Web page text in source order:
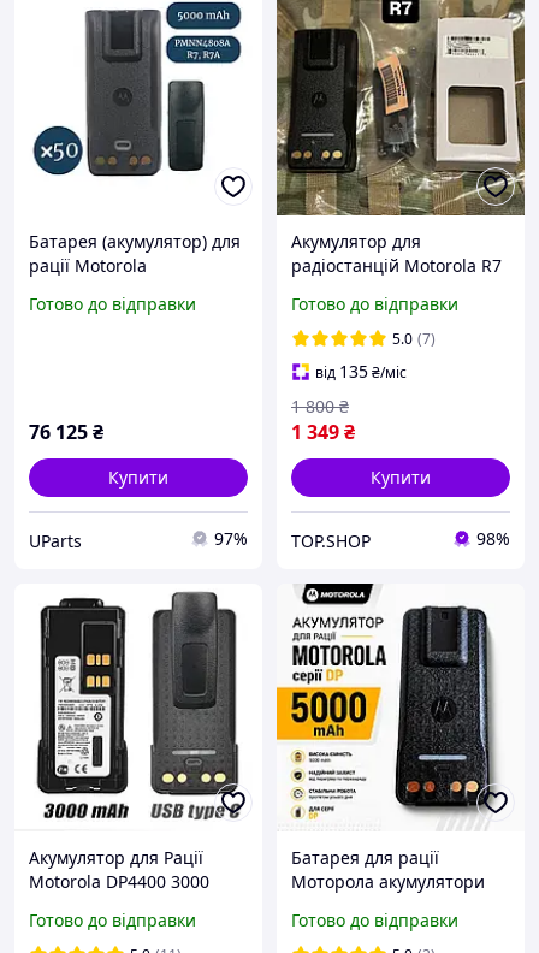
Батарея (акумулятор) для
рації Motorola
mAh) type-c - 50 шт
Готово до відправки
76 125₴
Купити
UParts 97%
Акумулятор для
радіостанцій Motorola R7
акумулятор для рації
Motorola R7a з TYPE-C
Готово до відправки
5.0 (7)
від 135₴/міс
1 349₴
1 800 ₴
Купити
TOP.SHOP 98%
Акумулятор для Рації
Motorola DP4400 3000
Радіостанцію Моторола
Готово до відправки
Батарея для рації
Моторола акумулятори
5000 mAh DP4400 DP4800
Готово до відправки